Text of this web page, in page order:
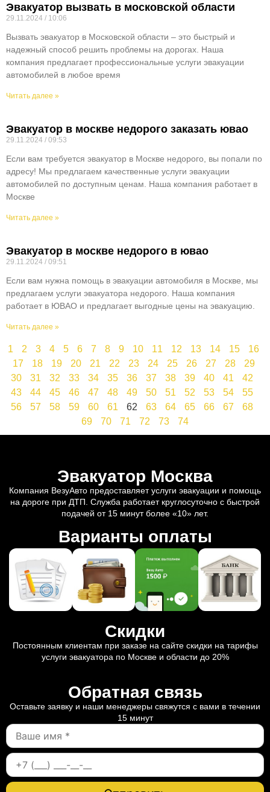
Эвакуатор вызвать в московской области
29.11.2024 10:06
Вызвать эвакуатор в Московской области – это быстрый и
надежный способ решить проблемы на дорогах. Наша
компания предлагает профессиональные услуги эвакуации
автомобилей в любое время
Читать далее »
Эвакуатор в москве недорого заказать ювао
29.11.2024 09:53
Если вам требуется эвакуатор в Москве недорого, вы попали по
адресу! Мы предлагаем качественные услуги эвакуации
автомобилей по доступным ценам. Наша компания работает в
Москве
Читать далее »
Эвакуатор в москве недорого в ювао
29.11.2024 09:51
Если вам нужна помощь в эвакуации автомобиля в Москве, мы
предлагаем услуги эвакуатора недорого. Наша компания
работает в ЮВАО и предлагает выгодные цены на эвакуацию.
Читать далее »
1 2 3 4 5 6 7 8 9 10 11 12 13 14 15
16
17
18 19 20 21 22 23 24 25 26 27 28
29
30
31 32 33 34 35 36 37 38 39 40 41
42
43
44 45 46 47 48 49 50 51 52 53 54
55
56
57 58 59 60 61 62 63 64 65 66 67
68
69
70 71 72 73 74
Эвакуатор Москва
Компания ВезуАвто предоставляет услуги эвакуации и помощь
на дороге при ДТП. Служба работает круглосуточно с быстрой
подачей от 15 минут более «10» лет.
Варианты оплаты
Скидки
Постоянным клиентам при заказе на сайте скидки на тарифы
услуги эвакуатора по Москве и области до 20%
Обратная связь
Оставьте заявку и наши менеджеры свяжутся с вами в течении
15 минут